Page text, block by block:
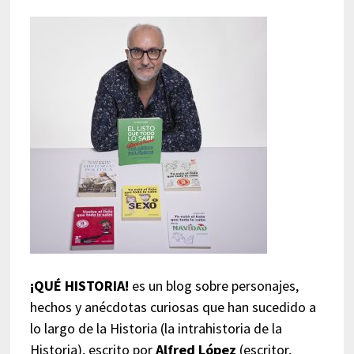
¡QUÉ HISTORIA! es un blog sobre personajes,
hechos y anécdotas curiosas que han sucedido a
lo largo de la Historia (la intrahistoria de la
Historia), escrito porAlfred López (escritor,